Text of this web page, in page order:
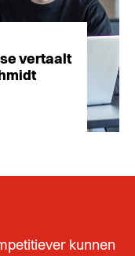
vertaalt
kunnen